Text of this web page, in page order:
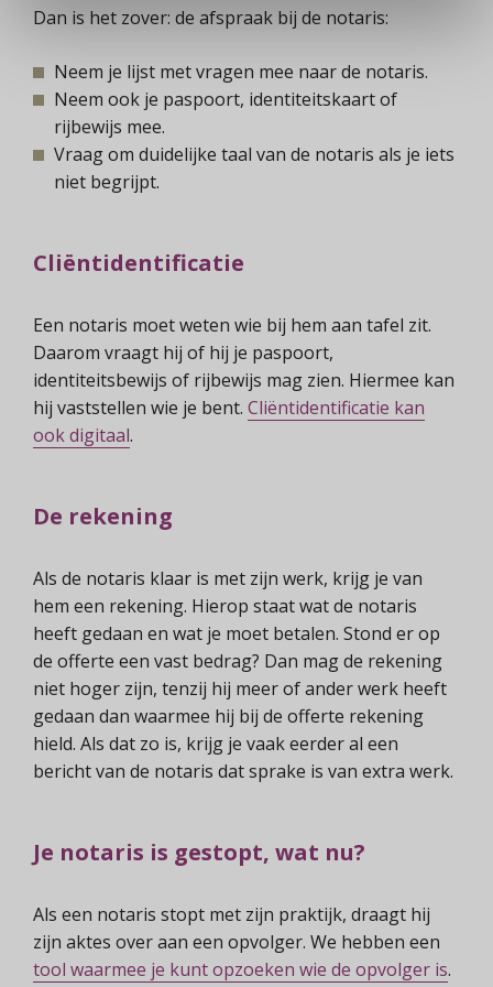
Dan is het zover: de afspraak bij de notaris:
Neem je lijst met vragen mee naar de notaris.
Neem ook je paspoort, identiteitskaart of
rijbewijs mee.
Vraag om duidelijke taal van de notaris als je iets
niet begrijpt.
Cliëntidentificatie
Een notaris moet weten wie bij hem aan tafel zit.
Daarom vraagt hij of hij je paspoort,
identiteitsbewijs of rijbewijs mag zien. Hiermee kan
hij vaststellen wie je bent. Cliëntidentificatie kan
ook digitaal.
De rekening
Als de notaris klaar is met zijn werk, krijg je van
hem een rekening. Hierop staat wat de notaris
heeft gedaan en wat je moet betalen. Stond er op
de offerte een vast bedrag? Dan mag de rekening
niet hoger zijn, tenzij hij meer of ander werk heeft
gedaan dan waarmee hij bij de offerte rekening
hield. Als dat zo is, krijg je vaak eerder al een
bericht van de notaris dat sprake is van extra werk.
Je notaris is gestopt, wat nu?
Als een notaris stopt met zijn praktijk, draagt hij
zijn aktes over aan een opvolger. We hebben een
tool waarmee je kunt opzoeken wie de opvolger is.